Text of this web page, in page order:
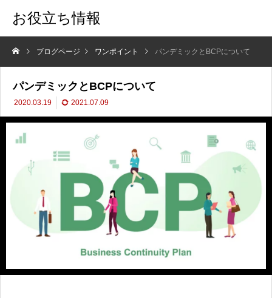
お役立ち情報
ブログページ ワンポイント パンデミックとBCPについて
パンデミックとBCPについて
2020.03.19 2021.07.09